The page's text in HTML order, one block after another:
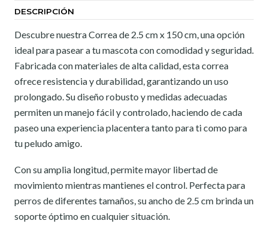
DESCRIPCIÓN
Descubre nuestra Correa de 2.5 cm x 150 cm, una opción
ideal para pasear a tu mascota con comodidad y seguridad.
Fabricada con materiales de alta calidad, esta correa
ofrece resistencia y durabilidad, garantizando un uso
prolongado. Su diseño robusto y medidas adecuadas
permiten un manejo fácil y controlado, haciendo de cada
paseo una experiencia placentera tanto para ti como para
tu peludo amigo.
Con su amplia longitud, permite mayor libertad de
movimiento mientras mantienes el control. Perfecta para
perros de diferentes tamaños, su ancho de 2.5 cm brinda un
soporte óptimo en cualquier situación.